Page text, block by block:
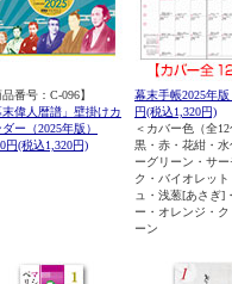
品番号：C-096】
末偉人暦譜」壁掛けカ
ー（2025年版）
円(税込1,320円)
幕末手帳2025年版
円(税込1,320円)
＜カバー色（全
黒・赤・花紺・
ーグリーン・サ
ク・バイオレッ
ュ・浅葱[あさぎ]
ー・オレンジ・
ーン